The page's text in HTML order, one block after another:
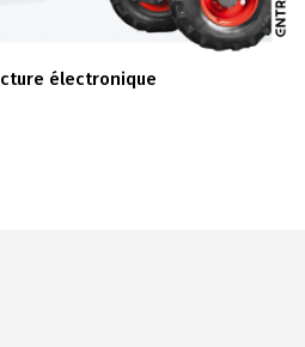
électronique